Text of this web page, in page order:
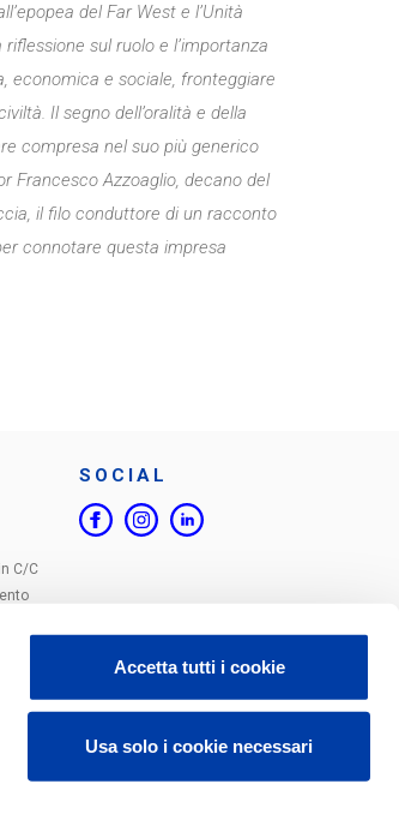
Accetta tutti i cookie
Usa solo i cookie necessari
del Far West e l’Unità
sul ruolo e l’importanza
economica e sociale, fronteggiare
Il segno dell’oralità e della
compresa nel suo più generico
Francesco Azzoaglio, decano del
il filo conduttore di un racconto
connotare questa impresa
C/C
SOCIAL